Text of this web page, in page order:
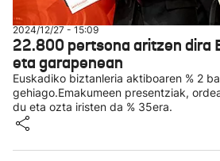
2024/12/27 - 15:09
22.800 pertsona aritzen dira
eta garapenean
Euskadiko biztanleria aktiboaren % 2
gehiago.Emakumeen presentziak,
du eta ozta iristen da % 35era.